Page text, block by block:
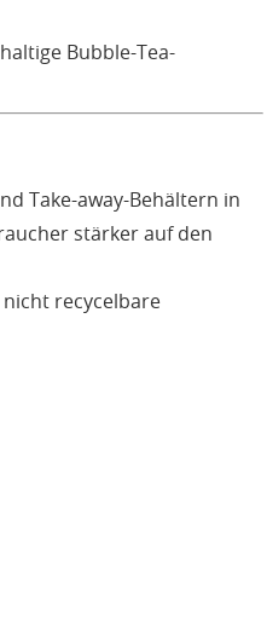
Bubble-Tea-
Take-away-Behältern in
stärker auf den
recycelbare